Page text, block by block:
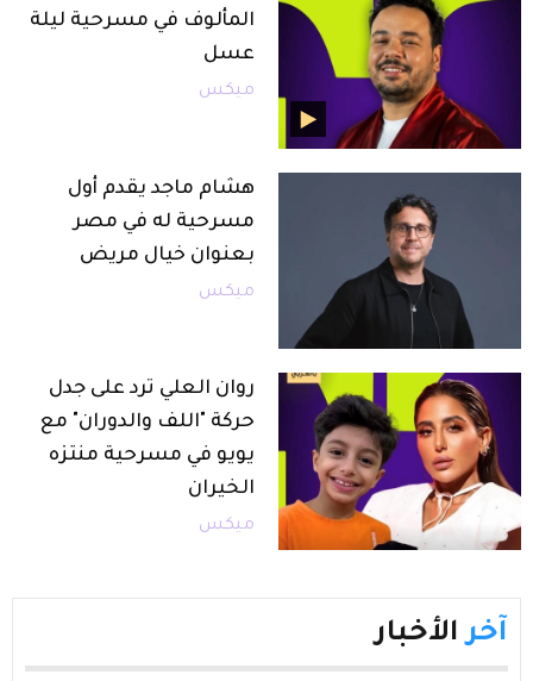
المألوف في مسرحية ليلة
عسل
ميكس
هشام ماجد يقدم أول
مسرحية له في مصر
بعنوان خيال مريض
ميكس
روان العلي ترد على جدل
حركة "اللف والدوران" مع
يويو في مسرحية منتزه
الخيران
ميكس
آخر الأخبار